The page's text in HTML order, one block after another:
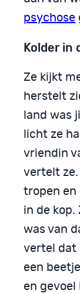
psychose
Kolder in
Ze kijkt
herstelt
land was
licht ze
vriendin
vertelt ze.
tropen en
in de kop.
was van
vertel dat
een
en gevoel